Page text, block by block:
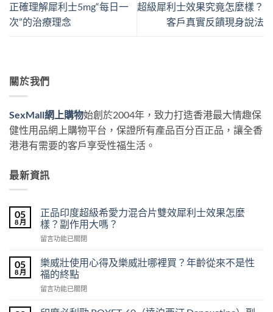
正確理解犀利士5mg“每日一
次”的治療理念
超級犀利士效果究竟怎麼樣？
客戶真實反饋現身說法
關於我們
SexMall網上購物始創於2004年，致力打造香港最大情趣保
健性用品網上購物平台，保證所有產品百分百正品，讓全香
港港有需要的客戶享受性福生活。
最新資訊
05
8 月
正品印度超級希愛力混合片雙效犀利士效果怎麼
樣？副作用大嗎？
在
品
印
度
超
留言功能已關閉
05
8 月
樂威壯使用心得及樂威壯哪裡買？年齡從來不是性
福的終點
在
威
留言功能已關閉